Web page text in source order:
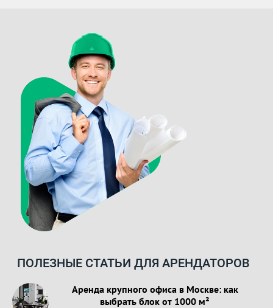
ПОЛЕЗНЫЕ СТАТЬИ ДЛЯ АРЕНДАТОРОВ
Аренда крупного офиса в Москве: как
выбрать блок от 1000 м²